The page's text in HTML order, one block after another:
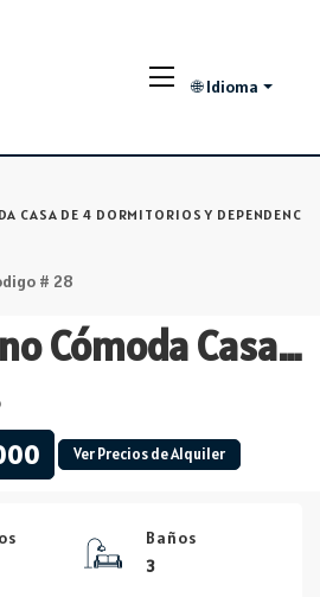
🌐 Idioma
CASA DE 4 DORMITORIOS Y
# 28
Barrio Lugano Cómoda Casa de 4 Dormitorios y Dependencia de servicio Piscina Climatizada
Ver Precios de Alquiler
Baños
3